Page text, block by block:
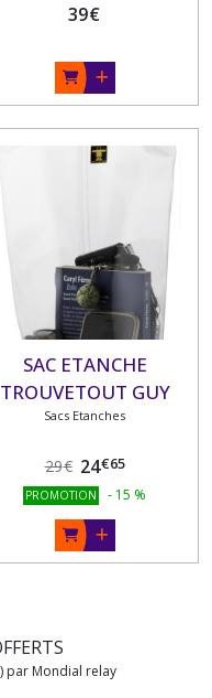
39€
SAC ETANCHE
TROUVETOUT GUY
COTTEN
Sacs Etanches
29€ 24€65
PROMOTION - 15 %
par Mondial relay